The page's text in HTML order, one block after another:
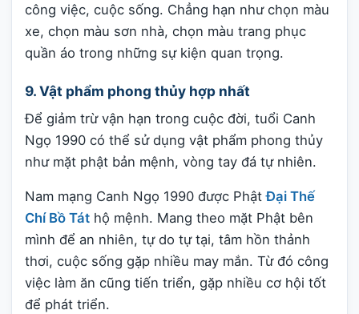
công việc, cuộc sống. Chẳng hạn như chọn màu
xe, chọn màu sơn nhà, chọn màu trang phục
quần áo trong những sự kiện quan trọng.
9. Vật phẩm phong thủy hợp nhất
Để giảm trừ vận hạn trong cuộc đời, tuổi Canh
Ngọ 1990 có thể sử dụng vật phẩm phong thủy
như mặt phật bản mệnh, vòng tay đá tự nhiên.
Nam mạng Canh Ngọ 1990 được PhậtĐại Thế
Chí Bồ Tát hộ mệnh. Mang theo mặt Phật bên
mình để an nhiên, tự do tự tại, tâm hồn thảnh
thơi, cuộc sống gặp nhiều may mắn. Từ đó công
việc làm ăn cũng tiến triển, gặp nhiều cơ hội tốt
để phát triển.